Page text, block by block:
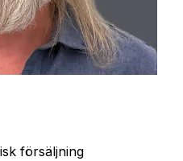
försäljning